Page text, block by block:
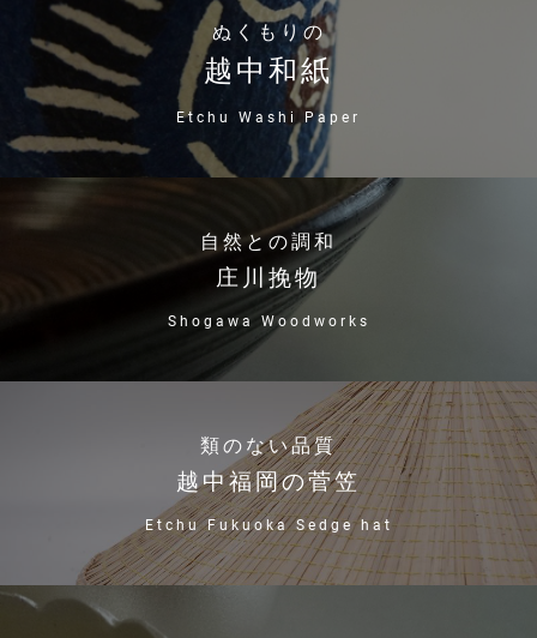
ぬくもりの
越中和紙
Etchu Washi Paper
自然との調和
庄川挽物
Shogawa Woodworks
類のない品質
越中福岡の菅笠
Etchu Fukuoka Sedge hat